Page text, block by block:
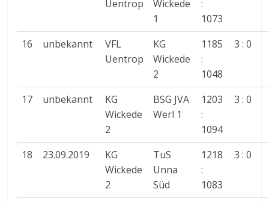
Uentrop
Wickede
1
:
1073
16 unbekannt
VFL
Uentrop
KG
Wickede
2
1185
:
1048
3 : 0
17 unbekannt
KG
Wickede
2
BSG JVA
Werl 1
1203
:
1094
3 : 0
18 23.09.2019
KG
Wickede
2
TuS
Unna
Süd
1218
:
1083
3 : 0